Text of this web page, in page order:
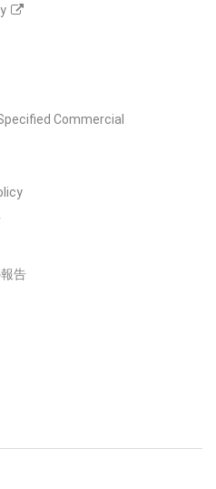
Commercial
告